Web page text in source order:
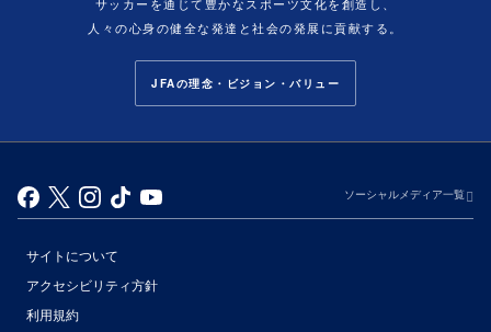
人々の心身の健全な発達と社会の発展に貢献する。
JFAの理念・ビジョン・バリュー
ソーシャルメディア一覧
サイトについて
アクセシビリティ方針
利用規約